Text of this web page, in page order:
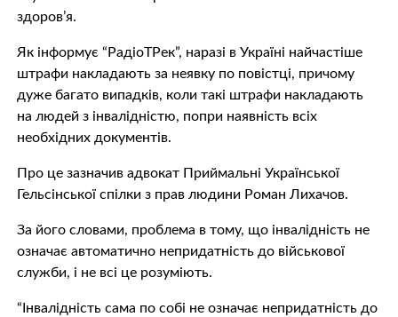
здоров’я.
Як інформує “РадіоТРек”, наразі в Україні найчастіше
штрафи накладають за неявку по повістці, причому
дуже багато випадків, коли такі штрафи накладають
на людей з інвалідністю, попри наявність всіх
необхідних документів.
Про це зазначив адвокат Приймальні Української
Гельсінської спілки з прав людини Роман Лихачов.
За його словами, проблема в тому, що інвалідність не
означає автоматично непридатність до військової
служби, і не всі це розуміють.
“Інвалідність сама по собі не означає непридатність до